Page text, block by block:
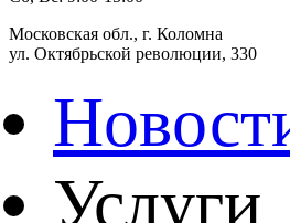
Московская обл., г. Коломна
ул. Октябрьской революции, 330
Услуги